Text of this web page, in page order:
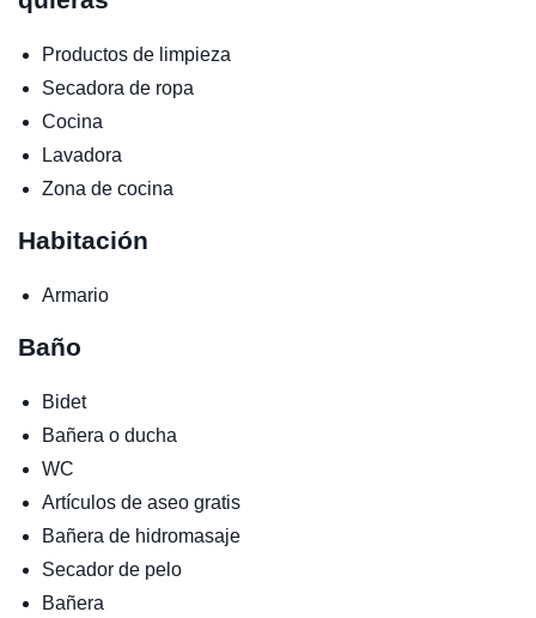
Productos de limpieza
Secadora de ropa
Cocina
Lavadora
Zona de cocina
Habitación
Armario
Baño
Bidet
Bañera o ducha
WC
Artículos de aseo gratis
Bañera de hidromasaje
Secador de pelo
Bañera